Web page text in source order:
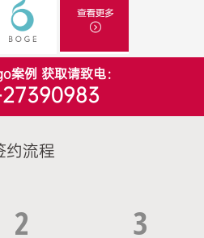
例 获取请致电：
约流程
2 3